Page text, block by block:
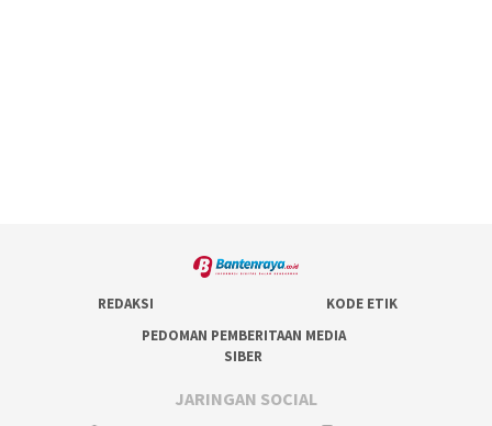
REDAKSI
KODE ETIK
PEDOMAN PEMBERITAAN MEDIA
SIBER
JARINGAN SOCIAL